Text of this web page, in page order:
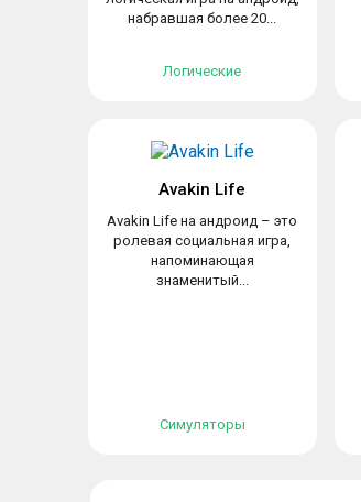
набравшая более 20...
Логические
Avakin Life
Avakin Life на андроид – это
ролевая социальная игра,
напоминающая
знаменитый...
Симуляторы